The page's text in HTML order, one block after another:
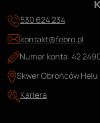
530 624 234
kontakt@febro.pl
Numer konta: 42
Skwer Obrońców Helu
Kariera